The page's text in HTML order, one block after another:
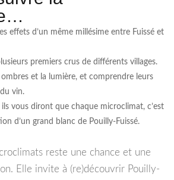
effets d’un même millésime entre Fuissé et
premiers crus de différents villages.
ombres et la lumière, et comprendre leurs
vin.
vous diront que chaque microclimat, c’est
d’un grand blanc de Pouilly-Fuissé.
reste une chance et une
Elle invite à (re)découvrir Pouilly-